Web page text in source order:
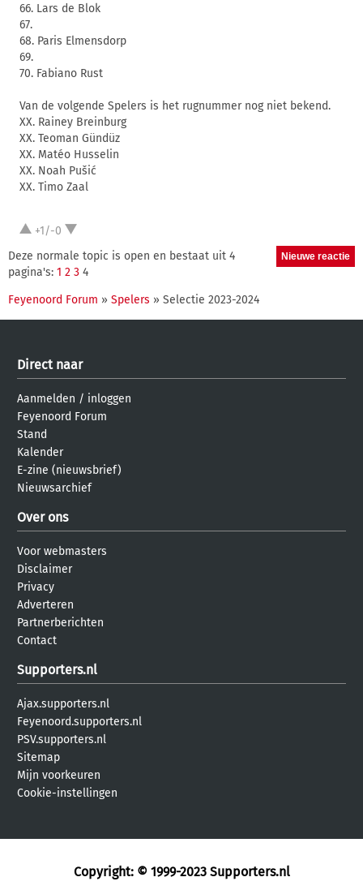
66. Lars de Blok
67.
68. Paris Elmensdorp
69.
70. Fabiano Rust
Van de volgende Spelers is het rugnummer nog niet bekend.
XX. Rainey Breinburg
XX. Teoman Gündüz
XX. Matéo Husselin
XX. Noah Pušić
XX. Timo Zaal
+1/-0
Deze normale topic is open en bestaat uit 4
pagina's: 1 2 3 4
Feyenoord Forum » Spelers » Selectie 2023-2024
Direct naar
Aanmelden / inloggen
Feyenoord Forum
Stand
Kalender
E-zine (nieuwsbrief)
Nieuwsarchief
Over ons
Voor webmasters
Disclaimer
Privacy
Adverteren
Partnerberichten
Contact
Supporters.nl
Ajax.supporters.nl
Feyenoord.supporters.nl
PSV.supporters.nl
Sitemap
Mijn voorkeuren
Cookie-instellingen
Copyright: © 1999-2023 Supporters.nl